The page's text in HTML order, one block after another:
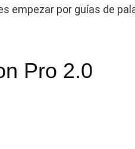
empezar por guías de
Pro 2.0